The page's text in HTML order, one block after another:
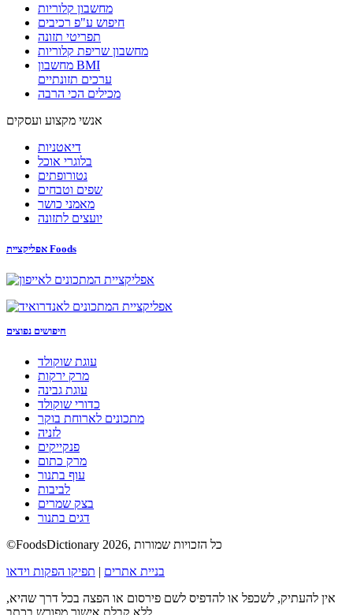
מחשבון קלוריות
חיפוש ע"פ רכיבים
תפריטי תזונה
מחשבון שריפת קלוריות
מחשבון BMI
ערכים תזונתיים
מכילים הכי הרבה
אנשי מקצוע ועסקים
דיאטניות
בלוגרי אוכל
נטורופתים
שפים וטבחים
מאמני כושר
יועצים לתזונה
אפליקציית Foods
חיפושים נפוצים
עוגת שוקולד
מרק ירקות
עוגת גבינה
כדורי שוקולד
מתכונים לארוחת בוקר
לזניה
פנקייקים
מרק כתום
עוף בתנור
לביבות
בצק שמרים
דגים בתנור
©FoodsDictionary 2026, כל הזכויות שמורות
בניית אתרים | תפיקו הפקות וידאו
אין להעתיק, לשכפל או להדפיס לשם פירסום או הפצה בכל דרך שהיא,
ללא קבלת אישור מפורש בכתב